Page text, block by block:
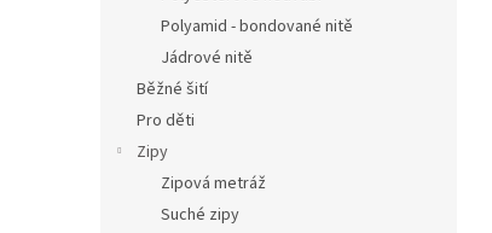
Polyamid - bondované nitě
Jádrové nitě
Běžné šití
Pro děti
Zipy
Zipová metráž
Suché zipy